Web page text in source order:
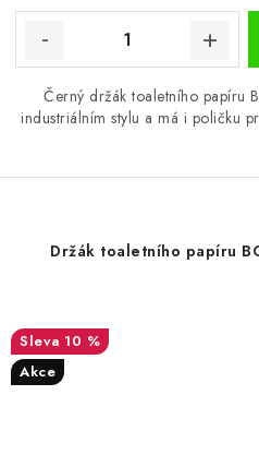
Černý držák toaletního papíru
industriálním stylu a má i poličku
Držák toaletního papíru
10 %
Akce